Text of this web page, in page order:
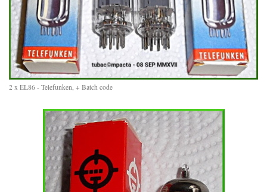
2 x EL86 - Telefunken, + Batch code